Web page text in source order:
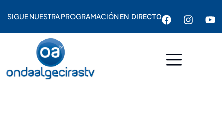
SIGUE NUESTRA PROGRAMACIÓNEN DIRECTO